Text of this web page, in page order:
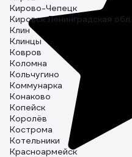
Кирово-Чепецк
Кировск Ленинградская обл.
Клин
Клинцы
Ковров
Коломна
Кольчугино
Коммунарка
Конаково
Копейск
Королёв
Кострома
Котельники
Красноармейск